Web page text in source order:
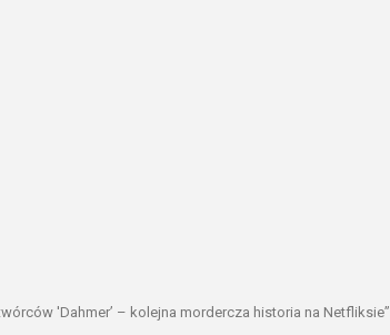
'Dahmer’ – kolejna mordercza historia na Netfliksie”